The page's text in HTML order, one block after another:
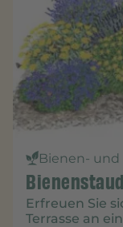
Bienen-
Erfreuen Sie
Terrasse an